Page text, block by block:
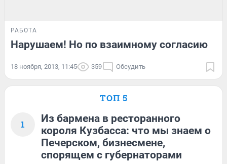
РАБОТА
Нарушаем! Но по взаимному согласию
18 ноября, 2013, 11:45 359 Обсудить
ТОП 5
1
Из бармена в ресторанного
короля Кузбасса: что мы знаем о
Печерском, бизнесмене,
спорящем с губернаторами